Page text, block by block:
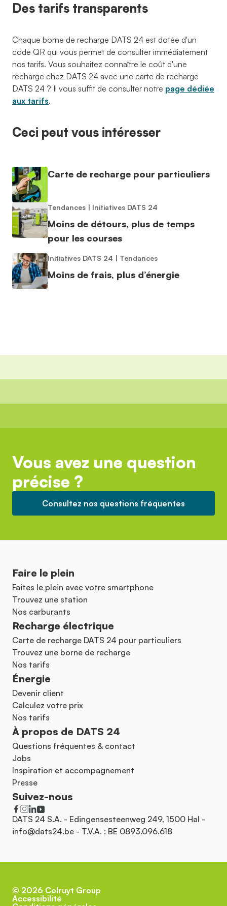
Des tarifs transparents
Chaque borne de recharge DATS 24 est dotée d'un
code QR qui vous permet de consulter immédiatement
nos tarifs. Vous souhaitez connaître le coût d'une
recharge chez DATS 24 avec une carte de recharge
DATS 24 ? Il vous suffit de consulter notre page dédiée
aux tarifs.
Ceci peut vous intéresser
Carte de recharge pour particuliers
Tendances | Initiatives DATS 24
Moins de détours, plus de temps
pour les courses
Initiatives DATS 24 | Tendances
Moins de frais, plus d’énergie
Vous avez une question
précise ?
Consultez nos questions fréquentes
Faire le plein
Faites le plein avec votre smartphone
Trouvez une station
Nos carburants
Recharge électrique
Carte de recharge DATS 24 pour particuliers
Trouvez une borne de recharge
Nos tarifs
Énergie
Devenir client
Calculez votre prix
Nos tarifs
À propos de DATS 24
Questions fréquentes & contact
Jobs
Inspiration et accompagnement
Presse
Suivez-nous
DATS 24 S.A. - Edingensesteenweg 249, 1500 Hal -
info@dats24.be - T.V.A. : BE 0893.096.618
© 2026 Colruyt Group
Accessibilité